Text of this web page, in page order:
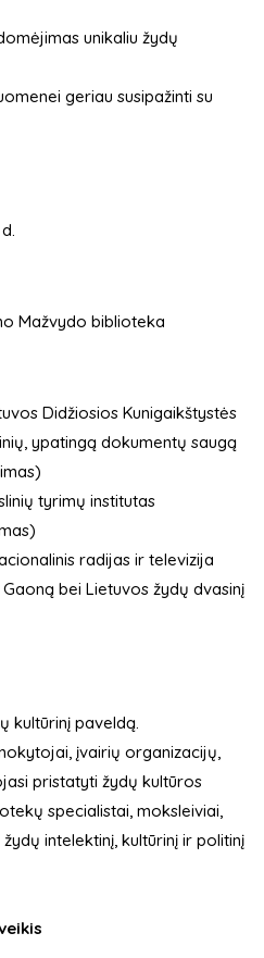
unikaliu žydų
geriau susipažinti su
Mažvydo biblioteka
Didžiosios Kunigaikštystės
ypatingą dokumentų saugą
tyrimų institutas
radijas ir televizija
bei Lietuvos žydų dvasinį
kultūrinį paveldą.
įvairių organizacijų,
pristatyti žydų kultūros
specialistai, moksleiviai,
intelektinį, kultūrinį ir politinį